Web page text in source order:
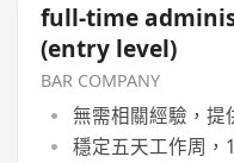
full-time
(entry level)
BAR COMPANY
無需相關經驗，提
穩定五天工作周，